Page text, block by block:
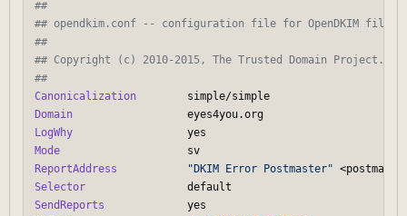
##
## opendkim.conf -- configuration file for OpenDKIM filter
##
## Copyright (c) 2010-2015, The Trusted Domain Project.
##
Canonicalization
Domain
LogWhy
Mode
ReportAddress
"DKIM Error Postmaster"
Selector
SendReports